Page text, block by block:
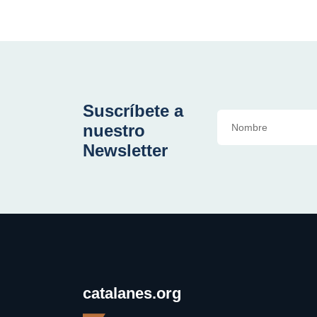
Suscríbete a
nuestro
Newsletter
catalanes.org